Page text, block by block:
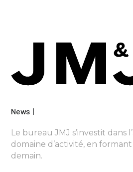
News
Le bureau JMJ s’investit dans
domaine d’activité, en
demain.